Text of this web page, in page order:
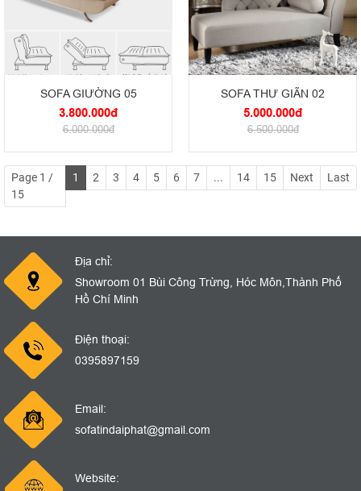
SOFA GIƯỜNG 05
3.800.000đ
6.000.000đ
SOFA THƯ GIÃN 02
5.000.000đ
6.500.000đ
Page 1 /
15
1 2 3 4 5 6 7 ... 14 15 Next Last
Địa chỉ:
Showroom 01 Bùi Công Trừng, Hóc Môn,Thành Phố
Hồ Chí Minh
Điện thoại:
0395897159
Email:
sofatindaiphat@gmail.com
Website: